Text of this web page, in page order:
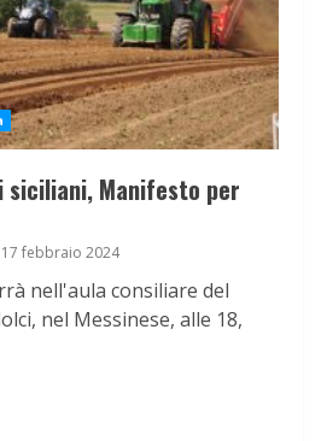
Manifesto per
17 febbraio 2024
nell'aula consiliare del
nel Messinese, alle 18,